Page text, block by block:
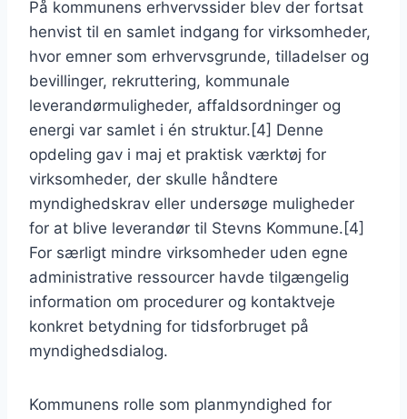
På kommunens erhvervssider blev der fortsat
henvist til en samlet indgang for virksomheder,
hvor emner som erhvervsgrunde, tilladelser og
bevillinger, rekruttering, kommunale
leverandørmuligheder, affaldsordninger og
energi var samlet i én struktur.[4] Denne
opdeling gav i maj et praktisk værktøj for
virksomheder, der skulle håndtere
myndighedskrav eller undersøge muligheder
for at blive leverandør til Stevns Kommune.[4]
For særligt mindre virksomheder uden egne
administrative ressourcer havde tilgængelig
information om procedurer og kontaktveje
konkret betydning for tidsforbruget på
myndighedsdialog.
Kommunens rolle som planmyndighed for